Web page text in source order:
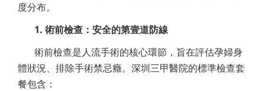
度分布。
1. 術前檢查：安全的第壹道防線
術前檢查是人流手術的核心環節，旨在評估孕婦身
體狀況、排除手術禁忌癥。深圳三甲醫院的標準檢查套
餐包含：